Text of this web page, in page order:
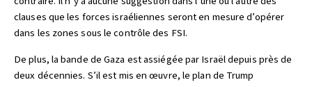
clauses que les forces israéliennes seront en mesure d’opérer
dans les zones sous le contrôle des FSI.
De plus, la bande de Gaza est assiégée par Israël depuis près de
deux décennies. S’il est mis en œuvre, le plan de Trump